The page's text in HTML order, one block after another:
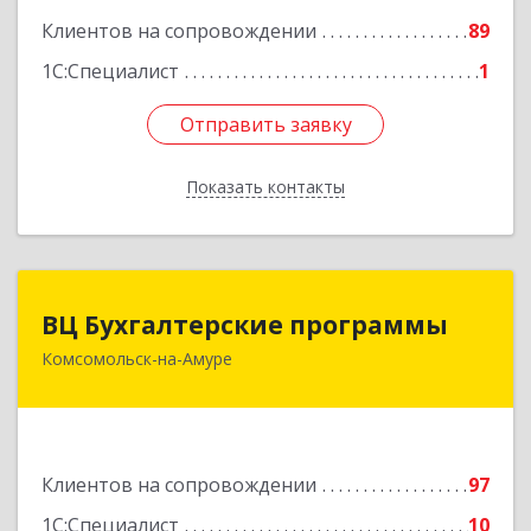
Клиентов на сопровождении
89
1С:Специалист
1
Отправить заявку
Показать контакты
Подробнее
Отправить заявку
Назад
ВЦ Бухгалтерские программы
Комсомольск-на-Амуре
Клиентов на сопровождении
97
1С:Специалист
10
681000, Хабаровский край, Комсомольск-на-